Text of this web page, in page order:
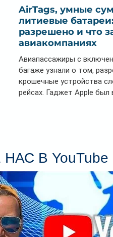
AirTags, умные
литиевые
разрешено и что
авиакомпаниях
Авиапассажиры с
багаже узнали о том,
крошечные устройства
рейсах. Гаджет Apple был
В YouTube